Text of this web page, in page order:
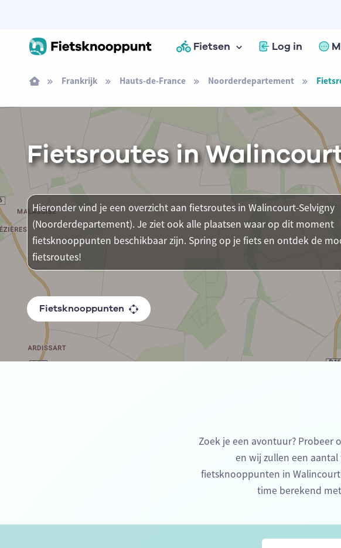
Fietsen Log in
Frankrijk Hauts-de-France Noorderdepartement
Fietsroutes in
Hieronder vind je een overzicht aan fietsroutes in Walincourt-Selvigny
(Noorderdepartement). Je ziet ook alle plaatsen waar op dit moment
fietsknooppunten beschikbaar zijn. Spring op je fiets en ontdek de
fietsroutes!
Fietsknooppunten
Zoek je een avontuur? Probeer
en wij zullen een
fietsknooppunten in
time berekend